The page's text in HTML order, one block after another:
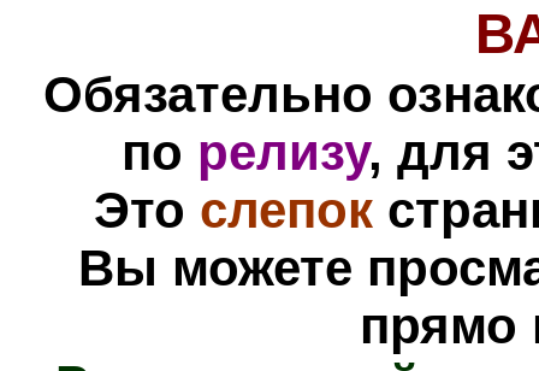
Обязательно
по релизу, для
Это слепок
Вы можете
прямо